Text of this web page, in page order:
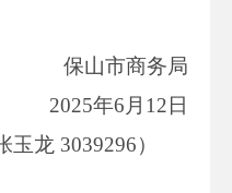
保山市商务局
2025年6月12日
玉龙 3039296）